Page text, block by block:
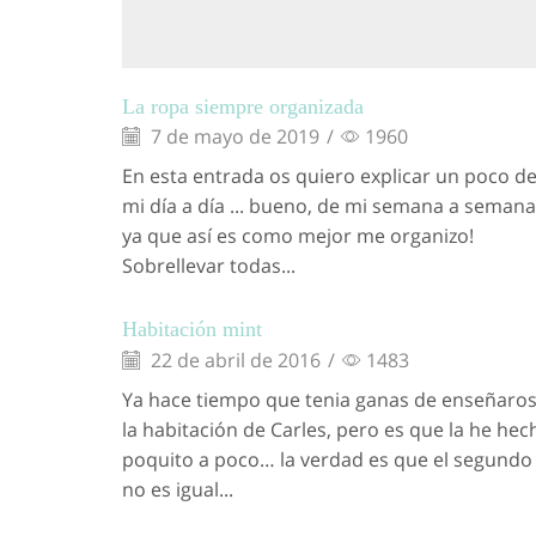
La ropa siempre organizada
7 de mayo de 2019 /
1960
En esta entrada os quiero explicar un poco de
mi día a día ... bueno, de mi semana a
ya que así es como mejor me organizo!
Sobrellevar todas...
Habitación mint
22 de abril de 2016 /
1483
Ya hace tiempo que tenia ganas de enseñaros
la habitación de Carles, pero es que la he
poquito a poco… la verdad es que el segundo
no es igual...